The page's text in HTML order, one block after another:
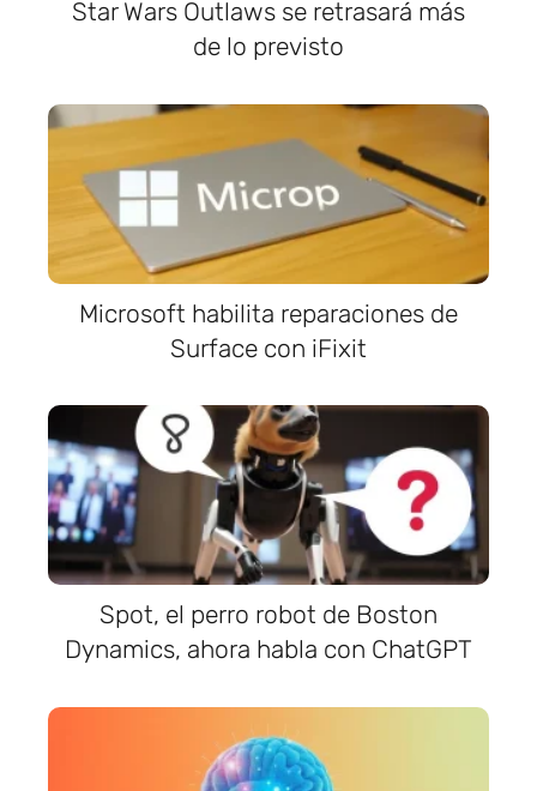
Star Wars Outlaws se retrasará más
de lo previsto
Microsoft habilita reparaciones de
Surface con iFixit
Spot, el perro robot de Boston
Dynamics, ahora habla con ChatGPT